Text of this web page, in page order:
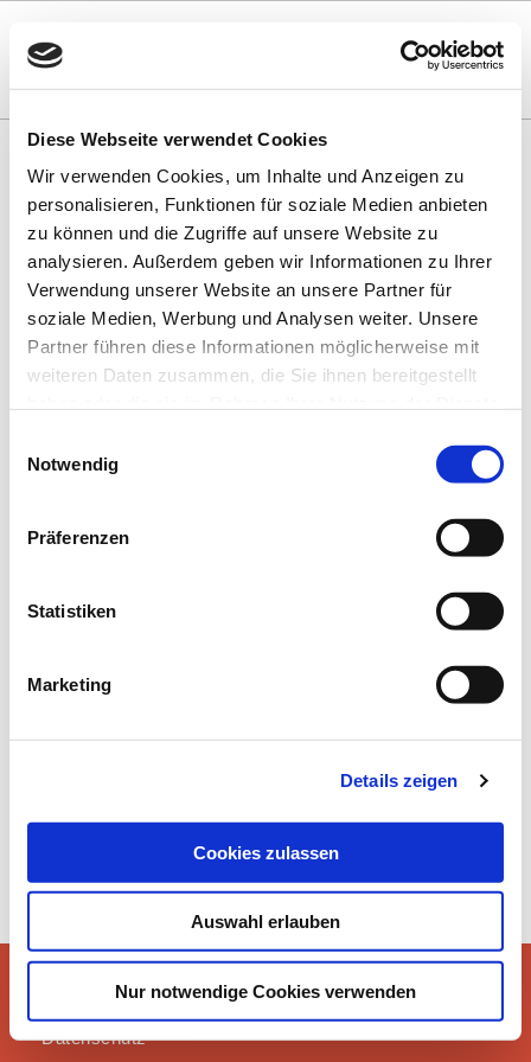
Diese Webseite verwendet Cookies
Wir verwenden Cookies, um Inhalte und Anzeigen zu
personalisieren, Funktionen für soziale Medien anbieten
zu können und die Zugriffe auf unsere Website zu
analysieren. Außerdem geben wir Informationen zu Ihrer
Verwendung unserer Website an unsere Partner für
soziale Medien, Werbung und Analysen weiter. Unsere
Partner führen diese Informationen möglicherweise mit
weiteren Daten zusammen, die Sie ihnen bereitgestellt
Cookies, wenn Sie unsere Webseite weiterhin nutzen.
Notwendig
Präferenzen
Statistiken
Marketing
Details zeigen
Cookies zulassen
Auswahl erlauben
Nur notwendige Cookies verwenden
VERANSTALTUNGSÜBERSICHT
BUCHHANDLUNGEN UND VERLAGE IM
SAARLAND
NO CONTENT
©2021 erLESEN
Instagram
Datenschutz